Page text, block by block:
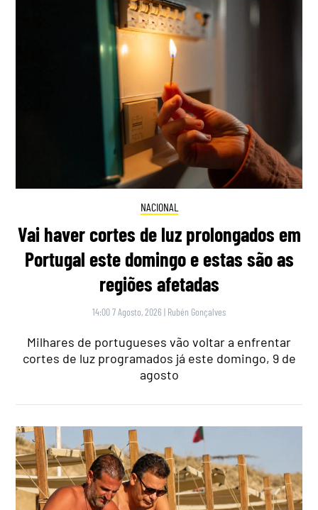
NACIONAL
Vai haver cortes de luz prolongados em
Portugal este domingo e estas são as
regiões afetadas
14:00 7 Agosto, 2026 | Rubén Gonçalves
Milhares de portugueses vão voltar a enfrentar
cortes de luz programados já este domingo, 9 de
agosto